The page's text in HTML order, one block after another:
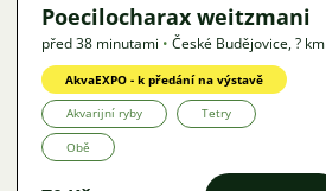
Poecilocharax weitzmani
před 38 minutami • České Budějovice,? km
Nabídka
AkvaEXPO - k předání na výstavě
Akvarijní ryby Tetry
Obě